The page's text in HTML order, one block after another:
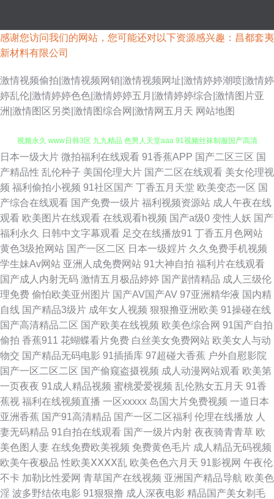
感谢您访问我们的网站，您可能还对以下资源感兴趣：昌都套夷
新材料有限公司
激情视频偷拍|激情视频网销|激情视频网址|激情婷婷潮喷|激情婷
婷乱伦|激情婷婷色色|激情婷婷五月|激情婷婷综合|激情图片亚
洲|激情图区另类|激情图综合网|激情网五月天 网站地图
91试看 久草视频下线 大香蕉伊人在97 男人色情天堂 微拍福利伦理 91豆花
视频永久 www日韩3区 九九精品 色男人天堂aaa 91视频丝袜制服国产高清
精品国产乱色 日韩色图自拍 91搞熟妇 国产91视频白丝 性爱乱视频 91永久
免费网站 男人天堂色91 91新人宝儿视频 久久精品社区麻豆 91色美白乳 超
碰在线播放福利91 1024日韩免费看片 AVAV成人天堂 久久视频 无码不卡视
频123 91久久人人操人妻 久久免费毛片 亚洲天堂色 AV日韩黄色网址 欧美第
一福利 影音先锋av妇女 东京热美女性爱网 人妻丝袜一区二区三区 91网站入
口官方免费 国精第二页在线观看 欧美一页久久 综合色网性 91天堂色 国产日
韩综合福利 深爱激情五月网 91福利视频在线观看 阿V视频在线观看日韩 久
久中文 伪娘91在线 91福利姬影院 波多野结依电影无码 久草91 一本道二三
四区 超碰最新在线91 欧美第一福利 午夜剧场体验一分钟 狼人干99大香蕉 先
锋在线资源站AV 91天堂网址 国产aa网站 欧洲抠逼电影 影音先锋岛国伦理
日本一级大片 微拍福利在线观看 91香蕉APP 国产二区三区 国
产精品性 乱伦种子 美国伦理大片 国产二区在线观看 美女伦理视
频 福利偷拍小视频 91社区国产 丁香五月天堂 欧美变态一区 国
产综合在线观看 国产免费一级片 福利视频资源站 成人午夜在线
观看 欧美图片在线观看 在线观看h视频 国产a级0 变性人妖 国产
福利永久
日韩中文字幕观看 足交在线播放91 丁香五月色网站
黄色3级抢网站 国产一区二区 日本一级婬片 久久免费手机视频
学生妹Av网站 亚洲人成免费网站 91大神自拍 福利片在线观看
国产成人内射无码 激情五月极品婷婷 国产剧情精品 成人三级伦
理免费 偷怕欧美亚州图片 国产AV国产AV 97亚洲精华液 国内精
自线 国产精品3级片 成年女人视频 狠狠撸亚洲欧美 91操碰在线
国产高清精品二区 国产欧美在线视频 欧美色综合网 91国产自拍
偷拍 香蕉911 花蝴蝶看片免费 白丝美女免费网站 欧美女人与动
物交 国产精品无码电影 91插插库 97超碰大香蕉 户外自慰影院
国产一区二区二区 国产偷窥盗摄视频 成人动漫网站观看 欧美第
一页夜夜 91成人精品视频 蜜桃爱爱视频 乱伦熟女五月天 91香
蕉视 福利在线视频直播 一区xxxxx 岛国大片免费视频 一道日本
亚洲香蕉 国产91高清精品 国产一区二区福利 伦理在线播放 人
妻无码精品 91自拍在线观看 国产一级片内射 夜夜骑青青草 欧
美色图人妻 在线免费欧美视频 免费黄色毛片 成人精品无码视频
欧美午夜极品 性欧美ⅩⅩⅩⅩ乱 欧美色色六月天 91影视网 午夜伦
不卡 加勒比性爱网 青草国产在线视频 亚洲国产精品导航 欧美色
淫 波多野结依电影 91狠狠撸 成人深夜电影 精品国产美女剃毛